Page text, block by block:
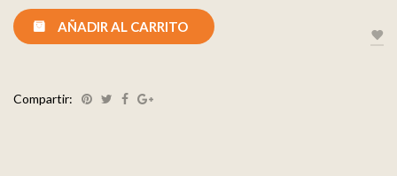
AÑADIR AL CARRITO
Compartir: